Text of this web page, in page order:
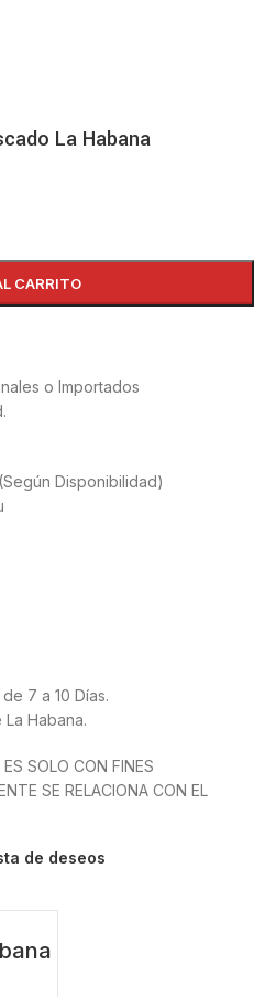
La Habana
CARRITO
o Importados
Disponibilidad)
7 a 10 Días.
Habana.
SOLO CON FINES
SE RELACIONA CON EL
de deseos